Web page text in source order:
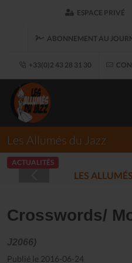
ESPACE PRIVÉ
ABONNEMENT AU
+33(0)2 43 28 31 30
Les Allumés du Jazz
ACTUALITÉS
LES
Crosswords/
J2066)
Publié le 2016-06-24